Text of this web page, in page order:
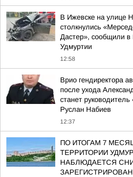
В Ижевске на улице
столкнулись
Дастер», сообщили в
Удмуртии
12:58
Врио гендиректора
после ухода
станет
Руслан Набиев
12:37
ПО ИТОГАМ 7
ТЕРРИТОРИИ
НАБЛЮДАЕТСЯ